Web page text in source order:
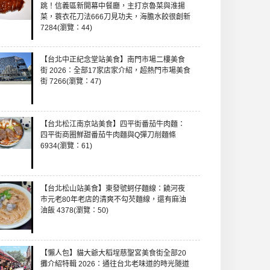
跳！信義區新開幕中餐廳，主打京魯菜與淮揚
菜，蓑衣花刀法666刀見功夫，海膽水餃很創新
7284(瀏覽：44)
【台北中正紀念堂站美食】南門市場二樓美食
街 2026：全部17家店家介紹，超熱門市場美食
街 7266(瀏覽：47)
【台北松江南京站美食】四平街番茄牛肉麵：
四平街商圈鮮甜番茄牛肉麵與Q彈刀削麵條
6934(瀏覽：61)
【台北松山站美食】東發號蚵仔麵線：饒河夜
市元老80年老店的清爽不勾芡麵線，還有麻油
油飯 4378(瀏覽：50)
【懶人包】貓大爺大稻埕慈聖宮美食街全部20
攤介紹特輯 2026：通往台北老味道的時光隧道